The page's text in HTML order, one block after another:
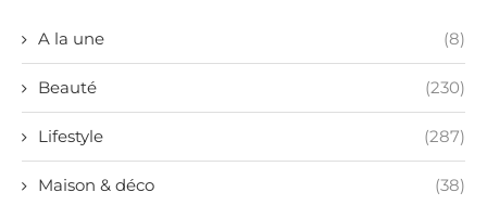
A la une (8)
Beauté (230)
Lifestyle (287)
Maison & déco (38)